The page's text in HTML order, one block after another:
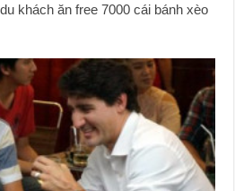
khách ăn free 7000 cái bánh xèo